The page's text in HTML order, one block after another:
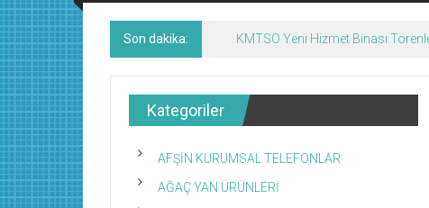
Son dakika: Afşin’de Nöbetçi Eczaneler/07
Kategoriler
AFŞİN KURUMSAL TELEFONLAR
AĞAÇ YAN ÜRÜNLERİ